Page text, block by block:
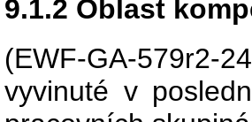
9.1.2 Oblast
(EWF-GA-579r2-
vyvinuté v